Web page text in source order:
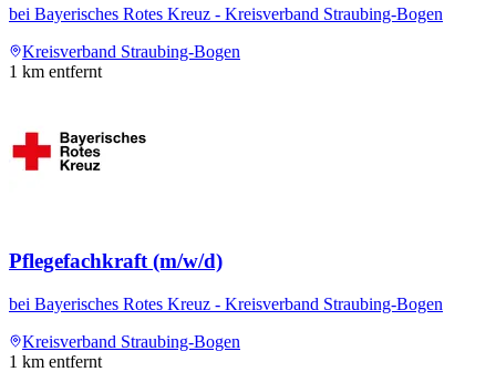
bei Bayerisches Rotes Kreuz - Kreisverband Straubing-Bogen
Kreisverband Straubing-Bogen
1 km entfernt
Pflegefachkraft (m/w/d)
bei Bayerisches Rotes Kreuz - Kreisverband Straubing-Bogen
Kreisverband Straubing-Bogen
1 km entfernt